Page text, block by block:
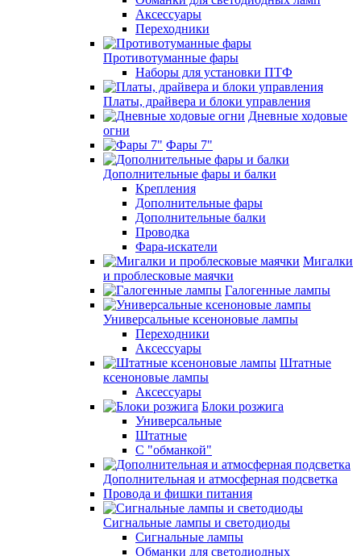
Аксессуары
Переходники
Противотуманные фары
Наборы для установки ПТФ
Платы, драйвера и блоки управления
Дневные ходовые
огни
Фары 7"
Дополнительные фары и балки
Крепления
Дополнительные фары
Дополнительные балки
Проводка
Фара-искатели
Мигалки
и проблесковые маячки
Галогенные лампы
Универсальные ксеноновые лампы
Переходники
Аксессуары
Штатные
ксеноновые лампы
Аксессуары
Блоки розжига
Универсальные
Штатные
С "обманкой"
Дополнительная и атмосферная подсветка
Провода и фишки питания
Cигнальные лампы и светодиоды
Сигнальные лампы
Обманки для светодиодных